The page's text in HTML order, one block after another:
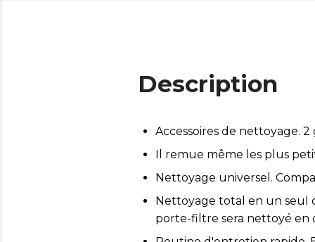
Description
Accessoires de nettoyage.
Il remue même les plus
Nettoyage universel.
Nettoyage total en un seul
porte-filtre sera nettoyé en